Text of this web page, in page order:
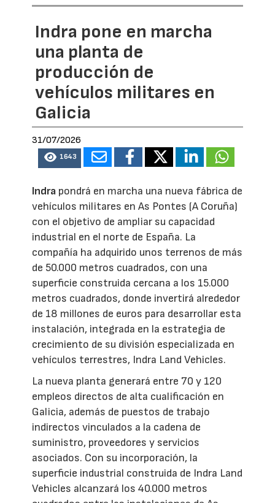
Indra pone en marcha
una planta de
producción de
vehículos militares en
Galicia
31/07/2026
1643
Indra pondrá en marcha una nueva fábrica de
vehículos militares en As Pontes (A Coruña)
con el objetivo de ampliar su capacidad
industrial en el norte de España. La
compañía ha adquirido unos terrenos de más
de 50.000 metros cuadrados, con una
superficie construida cercana a los 15.000
metros cuadrados, donde invertirá alrededor
de 18 millones de euros para desarrollar esta
instalación, integrada en la estrategia de
crecimiento de su división especializada en
vehículos terrestres, Indra Land Vehicles.
La nueva planta generará entre 70 y 120
empleos directos de alta cualificación en
Galicia, además de puestos de trabajo
indirectos vinculados a la cadena de
suministro, proveedores y servicios
asociados. Con su incorporación, la
superficie industrial construida de Indra Land
Vehicles alcanzará los 40.000 metros